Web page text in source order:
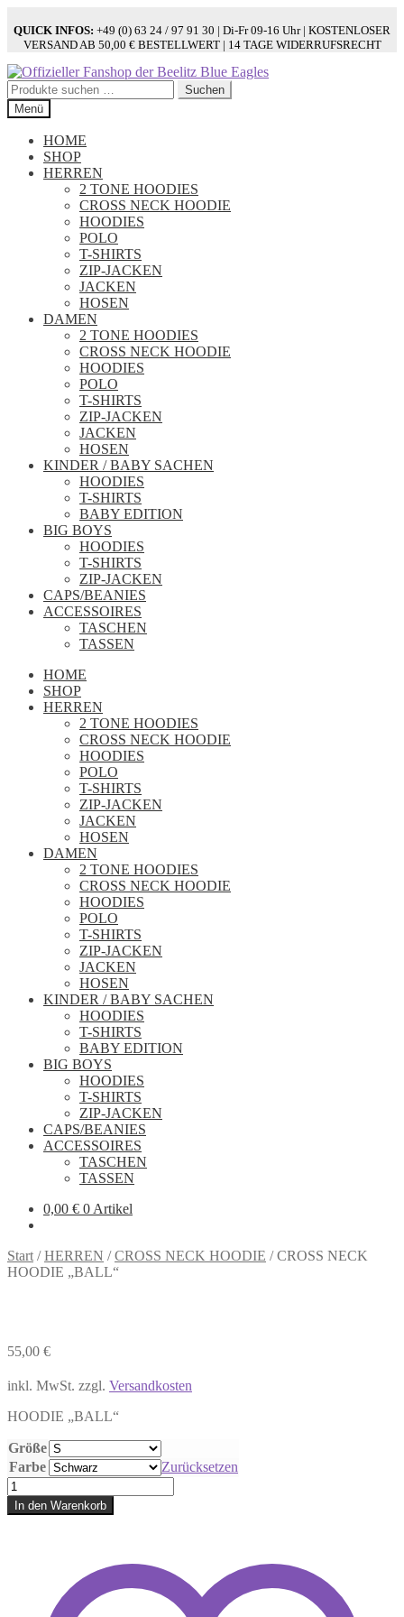
QUICK INFOS: +49 (0) 63 24 / 97 91 30 | Di-Fr 09-16 Uhr | KOSTENLOSER
VERSAND AB 50,00 € BESTELLWERT | 14 TAGE WIDERRUFSRECHT
Zur
Navigation
springen
Zum
Inhalt
springen
Suchen
nach:
Suchen
Menü
HOME
SHOP
HERREN
2 TONE HOODIES
CROSS NECK HOODIE
HOODIES
POLO
T-SHIRTS
ZIP-JACKEN
JACKEN
HOSEN
DAMEN
2 TONE HOODIES
CROSS NECK HOODIE
HOODIES
POLO
T-SHIRTS
ZIP-JACKEN
JACKEN
HOSEN
KINDER / BABY SACHEN
HOODIES
T-SHIRTS
BABY EDITION
BIG BOYS
HOODIES
T-SHIRTS
ZIP-JACKEN
CAPS/BEANIES
ACCESSOIRES
TASCHEN
TASSEN
HOME
SHOP
HERREN
2 TONE HOODIES
CROSS NECK HOODIE
HOODIES
POLO
T-SHIRTS
ZIP-JACKEN
JACKEN
HOSEN
DAMEN
2 TONE HOODIES
CROSS NECK HOODIE
HOODIES
POLO
T-SHIRTS
ZIP-JACKEN
JACKEN
HOSEN
KINDER / BABY SACHEN
HOODIES
T-SHIRTS
BABY EDITION
BIG BOYS
HOODIES
T-SHIRTS
ZIP-JACKEN
CAPS/BEANIES
ACCESSOIRES
TASCHEN
TASSEN
0,00 € 0 Artikel
Start /HERREN /CROSS NECK HOODIE /CROSS NECK
HOODIE „BALL“
55,00 €
inkl. MwSt. zzgl. Versandkosten
HOODIE „BALL“
Größe
Farbe
Zurücksetzen
CROSS
NECK
HOODIE
In den Warenkorb